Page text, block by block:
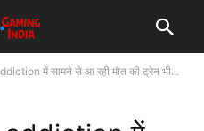
में सामने से आ रही मौत की ट्रेन भी...